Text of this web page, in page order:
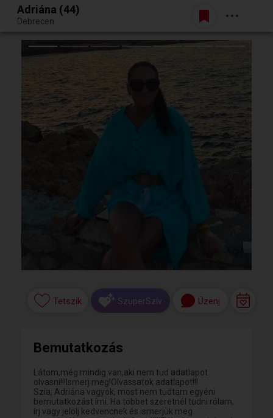
Egy jó randiból bármi lehet.
Belépés
Adriána (44)
Debrecen
Tetszik SzuperSzív Üzenj
Bemutatkozás
Látom,még mindig van,aki nem tud adatlapot
olvasni!!!Ismerj meg!Olvassatok adatlapot!!!
Szia, Adriána vagyok, most nem tudtam egyéni
bemutatkozást írni. Ha többet szeretnél tudni rólam,
írj vagy jelölj kedvencnek és ismerjük meg